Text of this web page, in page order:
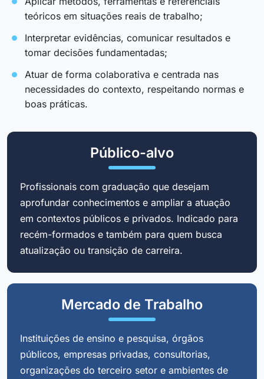
teóricos em situações reais de trabalho;
Interpretar evidências, comunicar resultados e
tomar decisões fundamentadas;
Atuar de forma colaborativa e centrada nas
necessidades do contexto, respeitando normas e
boas práticas.
Público-alvo
Profissionais com graduação que desejam
aprofundar conhecimentos e ampliar a atuação
em contextos públicos e privados. Indicado para
recém-formados e também para quem busca
atualização ou transição de carreira.
Mercado de Trabalho
Instituições de ensino e pesquisa, órgãos
públicos, empresas privadas, consultorias,
organizações do terceiro setor e ambientes de